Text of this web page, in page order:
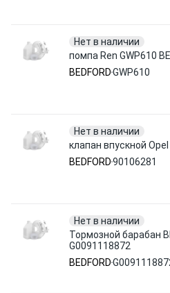
Нет в наличии
помпа Ren GWP610
BEDFORDGWP610
Нет в наличии
клапан впускной
BEDFORD90106281
Нет в наличии
Тормозной барабан
G0091118872
BEDFORD